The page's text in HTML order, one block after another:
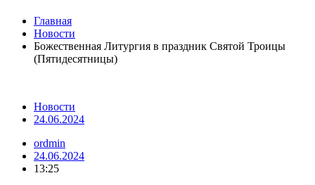
Главная
Новости
Божественная Литургия в праздник Святой Троицы
(Пятидесятницы)
Новости
24.06.2024
ordmin
24.06.2024
13:25